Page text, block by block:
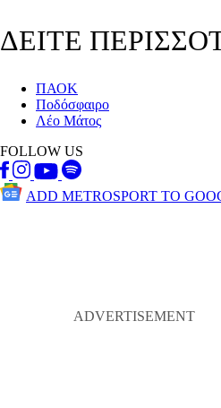
ΔΕΙΤΕ
ΠΑΟΚ
Ποδόσφαιρο
Λέο Μάτος
FOLLOW US
ADD METROSPORT TO